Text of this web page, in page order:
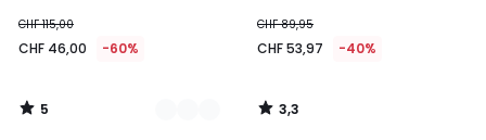
CHF 115,00
CHF 46,00 -60%
5
/
CHF 89,95
CHF 53,97 -40%
3,3
/